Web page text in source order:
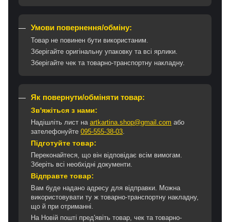
Умови повернення/обміну:
Товар не повинен бути використаним.
Зберігайте оригінальну упаковку та всі ярлики.
Зберігайте чек та товарно-транспортну накладну.
Як повернути/обміняти товар:
Зв'яжіться з нами:
Надішліть лист на artkartina.shop@gmail.com або
зателефонуйте 095-555-38-03
Підготуйте товар:
Переконайтеся, що він відповідає всім вимогам.
Зберіть всі необхідні документи.
Відправте товар:
Вам буде надано адресу для відправки. Можна
використовувати ту ж товарно-транспортну накладну,
що й при отриманні.
На Новій пошті пред'явіть товар, чек та товарно-